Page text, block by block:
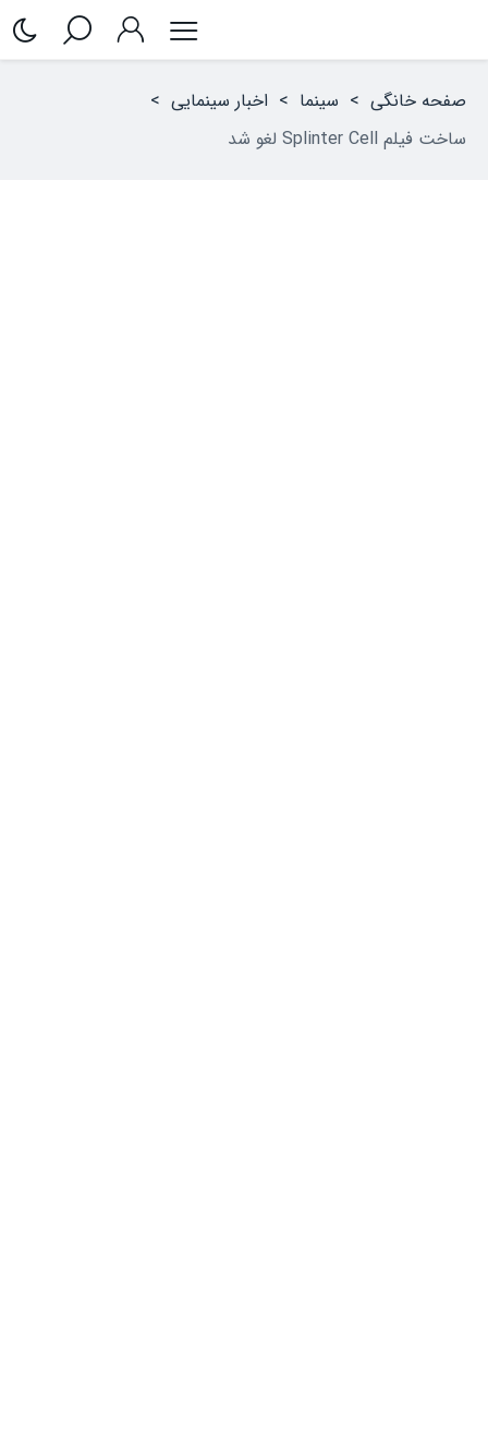
صفحه خانگی > سینما > اخبار سینمایی >
ساخت فیلم Splinter Cell لغو شد